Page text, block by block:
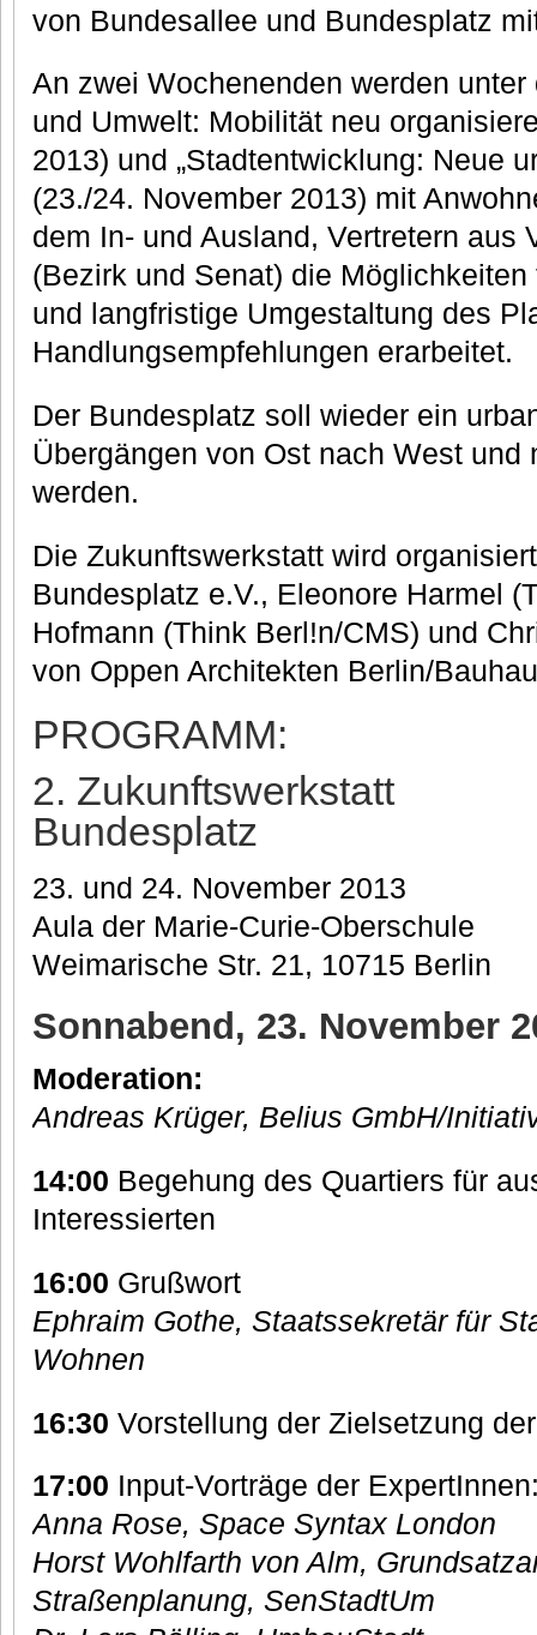
von Bundesallee und Bundesplatz
An zwei Wochenenden werden unter
und Umwelt: Mobilität neu
2013) und „Stadtentwicklung: Neue
(23./24. November 2013) mit
dem In- und Ausland, Vertretern aus
(Bezirk und Senat) die
und langfristige Umgestaltung des
Handlungsempfehlungen erarbeitet.
Der Bundesplatz soll wieder ein
Übergängen von Ost nach West und
werden.
Die Zukunftswerkstatt wird
Bundesplatz e.V., Eleonore Harmel
Hofmann (Think Berl!n/CMS) und
von Oppen Architekten Berlin/
PROGRAMM:
2. Zukunftswerkstatt
Bundesplatz
23. und 24. November 2013
Aula der Marie-Curie-Oberschule
Weimarische Str. 21, 10715 Berlin
Sonnabend, 23. November
Moderation:
Andreas Krüger, Belius GmbH/
14:00 Begehung des Quartiers für
Interessierten
16:00 Grußwort
Ephraim Gothe, Staatssekretär für
Wohnen
16:30 Vorstellung der Zielsetzung
17:00 Input-Vorträge der
Anna Rose, Space Syntax London
Horst Wohlfarth von Alm,
Straßenplanung, SenStadtUm